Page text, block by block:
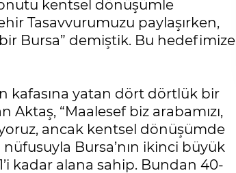
kentsel dönüşümle
Tasavvurumuzu paylaşırken,
Bursa” demiştik. Bu hedefimize
kafasına yatan dört dörtlük bir
“Maalesef biz arabamızı,
ancak kentsel dönüşümde
nüfusuyla Bursa’nın ikinci büyük
kadar alana sahip. Bundan 40-
giderilmeden olur mu?
Asuman Kurt ÖGE